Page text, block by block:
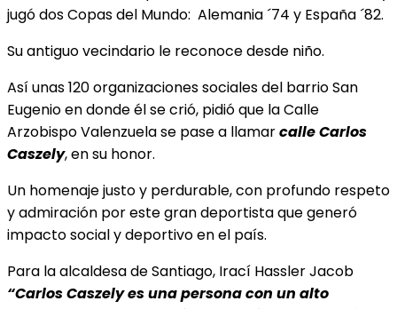
jugó dos Copas del Mundo: Alemania ´74 y España ´82.
Su antiguo vecindario le reconoce desde niño.
Así unas 120 organizaciones sociales del barrio San
Eugenio en donde él se crió, pidió que la Calle
Arzobispo Valenzuela se pase a llamarcalle Carlos
Caszely, en su honor.
Un homenaje justo y perdurable, con profundo respeto
y admiración por este gran deportista que generó
impacto social y deportivo en el país.
Para la alcaldesa de Santiago, Irací Hassler Jacob
“Carlos Caszely es una persona con un alto